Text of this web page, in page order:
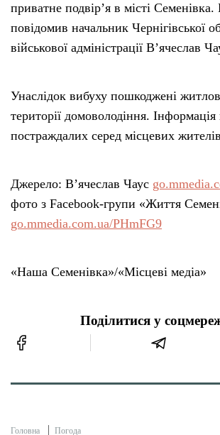
приватне подвір’я в місті
повідомив начальник Чернігівської
військової адміністрації В’ячеслав
Унаслідок вибуху пошкоджені
території домоволодіння.
постраждалих серед місцевих
Джерело: В’ячеслав Чаус
фото з Facebook-групи «Життя
go.mmedia.com.ua/PHmFG9
«Наша Семенівка»/«Місцеві медіа»
Поділитися у
Головна Погода